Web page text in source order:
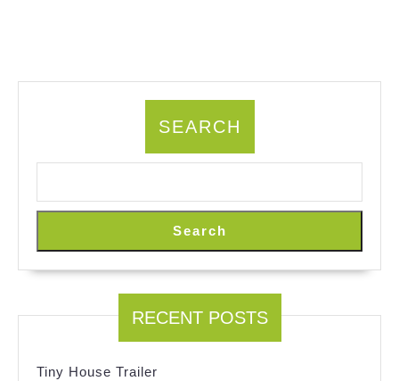
SEARCH
Search
RECENT POSTS
Tiny House Trailer